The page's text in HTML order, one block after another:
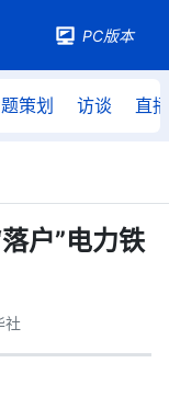
PC版本
策划 访谈 直播
户”电力铁
社